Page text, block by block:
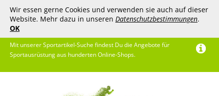
Wir essen gerne Cookies und verwenden sie auch auf dieser
Website. Mehr dazu in unseren Datenschutzbestimmungen.
OK
Mit unserer Sportartikel-Suche findest Du die Angebote für
Sportausrüstung aus hunderten Online-Shops.